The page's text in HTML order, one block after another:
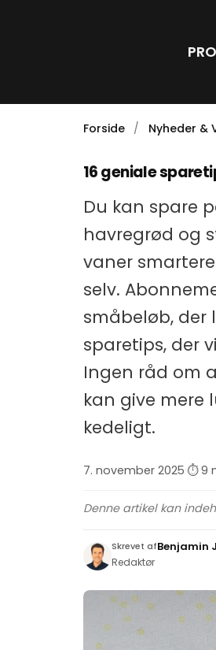
Forside Nyheder &
16 geniale
Du kan spare
havregrød og
vaner
selv.
småbeløb, der
sparetips, der
Ingen råd om
kan give mere
kedeligt.
7. november 2025·⏱ 9
Denne artikel kan
Skrevet afBenjamin
Redaktør